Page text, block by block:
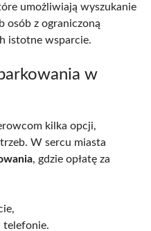
umożliwiają wyszukanie
osób z ograniczoną
istotne wsparcie.
w
kilka opcji,
W sercu miasta
, gdzie opłatę za
telefonie.